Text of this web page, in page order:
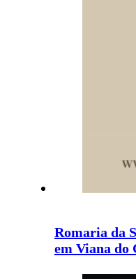
Romaria da
em Viana do